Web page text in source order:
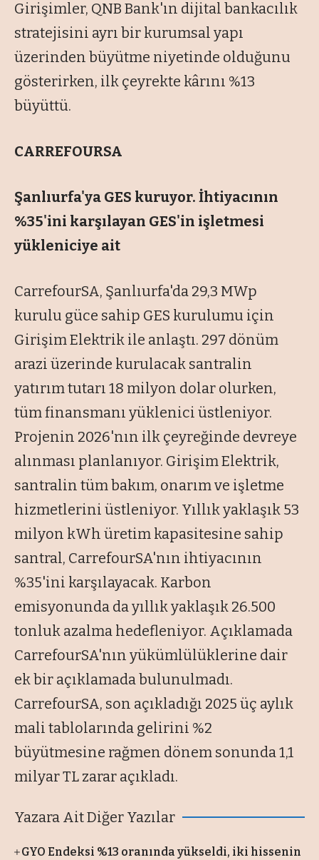
Girişimler, QNB Bank'ın dijital bankacılık
stratejisini ayrı bir kurumsal yapı
üzerinden büyütme niyetinde olduğunu
gösterirken, ilk çeyrekte kârını %13
büyüttü.
CARREFOURSA
Şanlıurfa'ya GES kuruyor. İhtiyacının
%35'ini karşılayan GES'in işletmesi
yükleniciye ait
CarrefourSA, Şanlıurfa'da 29,3 MWp
kurulu güce sahip GES kurulumu için
Girişim Elektrik ile anlaştı. 297 dönüm
arazi üzerinde kurulacak santralin
yatırım tutarı 18 milyon dolar olurken,
tüm finansmanı yüklenici üstleniyor.
Projenin 2026'nın ilk çeyreğinde devreye
alınması planlanıyor. Girişim Elektrik,
santralin tüm bakım, onarım ve işletme
hizmetlerini üstleniyor. Yıllık yaklaşık 53
milyon kWh üretim kapasitesine sahip
santral, CarrefourSA'nın ihtiyacının
%35'ini karşılayacak. Karbon
emisyonunda da yıllık yaklaşık 26.500
tonluk azalma hedefleniyor. Açıklamada
CarrefourSA'nın yükümlülüklerine dair
ek bir açıklamada bulunulmadı.
CarrefourSA, son açıkladığı 2025 üç aylık
mali tablolarında gelirini %2
büyütmesine rağmen dönem sonunda 1,1
milyar TL zarar açıkladı.
Yazara Ait Diğer Yazılar
GYO Endeksi %13 oranında yükseldi, iki hissenin